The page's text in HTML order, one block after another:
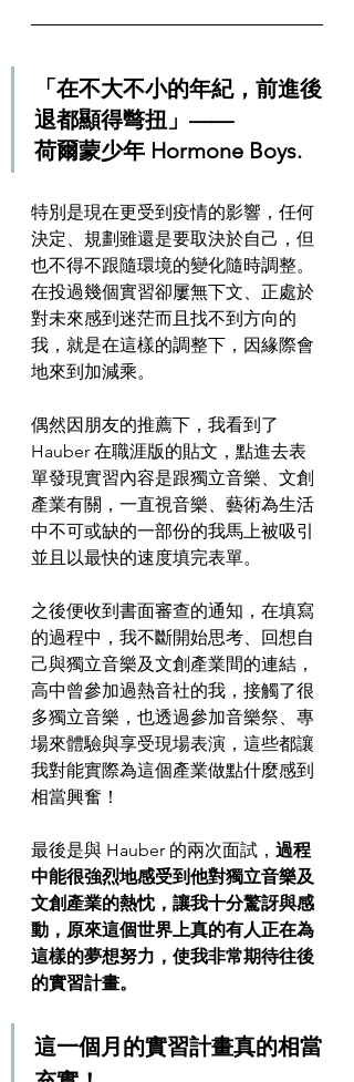
「在不大不小的年紀，前進後
退都顯得彆扭」——
荷爾蒙少年 Hormone Boys.
特別是現在更受到疫情的影響，任何
決定、規劃雖還是要取決於自己，但
也不得不跟隨環境的變化隨時調整。
在投過幾個實習卻屢無下文、正處於
對未來感到迷茫而且找不到方向的
我，就是在這樣的調整下，因緣際會
地來到加減乘。
偶然因朋友的推薦下，我看到了
Hauber 在職涯版的貼文，點進去表
單發現實習內容是跟獨立音樂、文創
產業有關，一直視音樂、藝術為生活
中不可或缺的一部份的我馬上被吸引
並且以最快的速度填完表單。
之後便收到書面審查的通知，在填寫
的過程中，我不斷開始思考、回想自
己與獨立音樂及文創產業間的連結，
高中曾參加過熱音社的我，接觸了很
多獨立音樂，也透過參加音樂祭、專
場來體驗與享受現場表演，這些都讓
我對能實際為這個產業做點什麼感到
相當興奮！
最後是與 Hauber 的兩次面試， 過程
中能很強烈地感受到他對獨立音樂及
文創產業的熱忱，讓我十分驚訝與感
動，原來這個世界上真的有人正在為
這樣的夢想努力，使我非常期待往後
的實習計畫。
這一個月的實習計畫真的相當